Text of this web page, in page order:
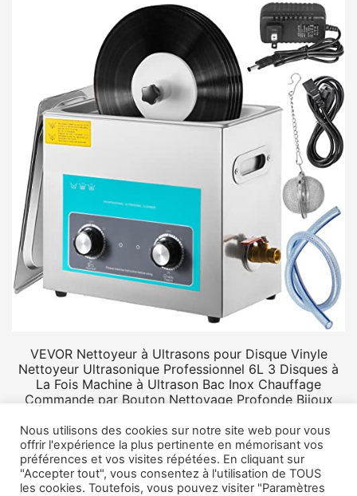
VEVOR Nettoyeur à Ultrasons pour Disque Vinyle
Nettoyeur Ultrasonique Professionnel 6L 3 Disques à
La Fois Machine à Ultrason Bac Inox Chauffage
Commande par Bouton Nettoyage Profonde Bijoux
Nous utilisons des cookies sur notre site web pour vous
offrir l'expérience la plus pertinente en mémorisant vos
préférences et vos visites répétées. En cliquant sur
"Accepter tout", vous consentez à l'utilisation de TOUS
les cookies. Toutefois, vous pouvez visiter "Paramètres